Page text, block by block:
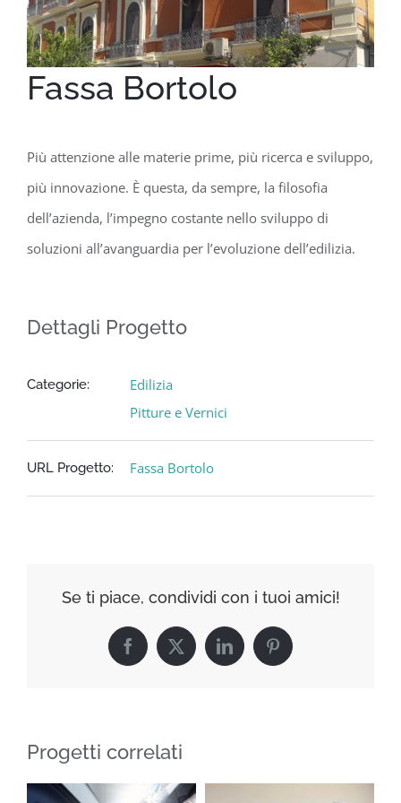
Fassa Bortolo
Più attenzione alle materie prime, più ricerca e sviluppo,
più innovazione. È questa, da sempre, la filosofia
dell’azienda, l’impegno costante nello sviluppo di
soluzioni all’avanguardia per l’evoluzione dell’edilizia.
Dettagli Progetto
Categorie:
Edilizia
Pitture e Vernici
URL Progetto: Fassa Bortolo
Se ti piace, condividi con i tuoi amici!
Facebook
X LinkedInPinterest
Progetti correlati